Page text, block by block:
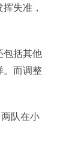
失准，
包括其他
。而调整
队在小